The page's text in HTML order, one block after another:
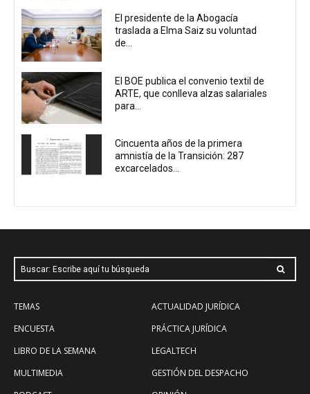
El presidente de la Abogacía
traslada a Elma Saiz su voluntad
de...
El BOE publica el convenio textil de
ARTE, que conlleva alzas salariales
para...
Cincuenta años de la primera
amnistía de la Transición: 287
excarcelados...
Buscar: Escribe aquí tu búsqueda
TEMAS
ENCUESTA
LIBRO DE LA SEMANA
MULTIMEDIA
ACTUALIDAD JURÍDICA
PRÁCTICA JURÍDICA
LEGALTECH
GESTIÓN DEL DESPACHO